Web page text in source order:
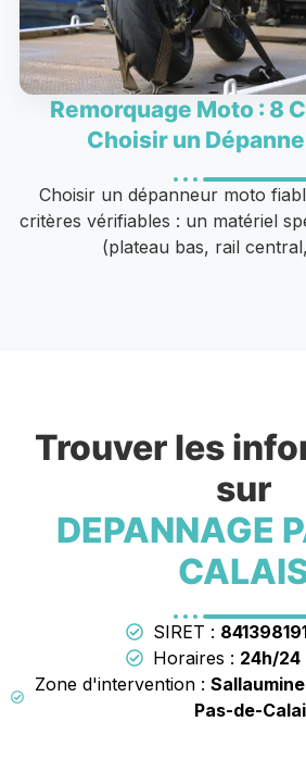
Remorquage Moto : 8
Choisir un
Choisir un dépanneur moto
critères vérifiables : un matériel
(plateau bas, rail
Trouver les
sur
DEPANNAGE
SIRET :
Horaires : 24h/24
Zone d'intervention :
Pas-de-